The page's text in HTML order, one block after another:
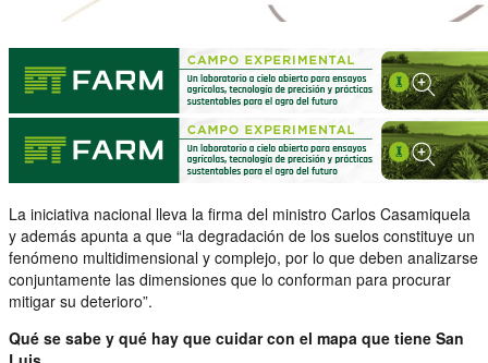
La iniciativa nacional lleva la firma del ministro Carlos Casamiquela
y además apunta a que “la degradación de los suelos constituye un
fenómeno multidimensional y complejo, por lo que deben analizarse
conjuntamente las dimensiones que lo conforman para procurar
mitigar su deterioro”.
Qué se sabe y qué hay que cuidar con el mapa que tiene San